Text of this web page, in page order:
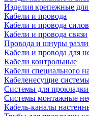
Изделия крепежные для
Кабели и провода
Кабели и провода
Кабели и провода связи
Провода и шнуры
Кабели и провода для
Кабели контрольные
Кабели специального
Кабеленесущие
Системы для прокладки
Системы монтажные
Кабель-каналы